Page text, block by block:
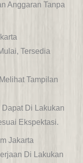
Anggaran Tanpa
Tersedia
Tampilan
Di Lakukan
Ekspektasi.
Jakarta
Di Lakukan